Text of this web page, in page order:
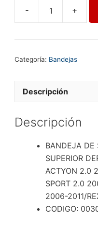
-
2.0
2.0
+
Categoría: Bandejas
Descripción
Descripción
BANDEJA DE
SUPERIOR
ACTYON 2.0
SPORT 2.0
2006-2011/
CODIGO: